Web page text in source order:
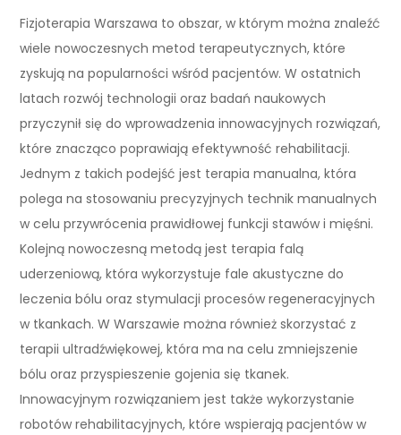
Fizjoterapia Warszawa to obszar, w którym można znaleźć
wiele nowoczesnych metod terapeutycznych, które
zyskują na popularności wśród pacjentów. W ostatnich
latach rozwój technologii oraz badań naukowych
przyczynił się do wprowadzenia innowacyjnych rozwiązań,
które znacząco poprawiają efektywność rehabilitacji.
Jednym z takich podejść jest terapia manualna, która
polega na stosowaniu precyzyjnych technik manualnych
w celu przywrócenia prawidłowej funkcji stawów i mięśni.
Kolejną nowoczesną metodą jest terapia falą
uderzeniową, która wykorzystuje fale akustyczne do
leczenia bólu oraz stymulacji procesów regeneracyjnych
w tkankach. W Warszawie można również skorzystać z
terapii ultradźwiękowej, która ma na celu zmniejszenie
bólu oraz przyspieszenie gojenia się tkanek.
Innowacyjnym rozwiązaniem jest także wykorzystanie
robotów rehabilitacyjnych, które wspierają pacjentów w